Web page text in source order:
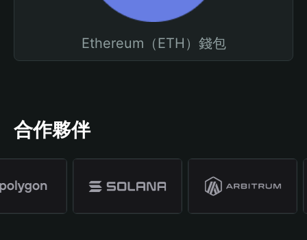
Ethereum（ETH）錢包
合作夥伴